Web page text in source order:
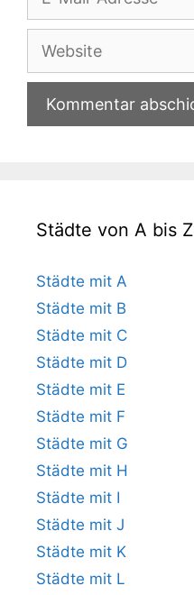
Adresse
Website
Städte von A bis Z
Städte mit A
Städte mit B
Städte mit C
Städte mit D
Städte mit E
Städte mit F
Städte mit G
Städte mit H
Städte mit I
Städte mit J
Städte mit K
Städte mit L